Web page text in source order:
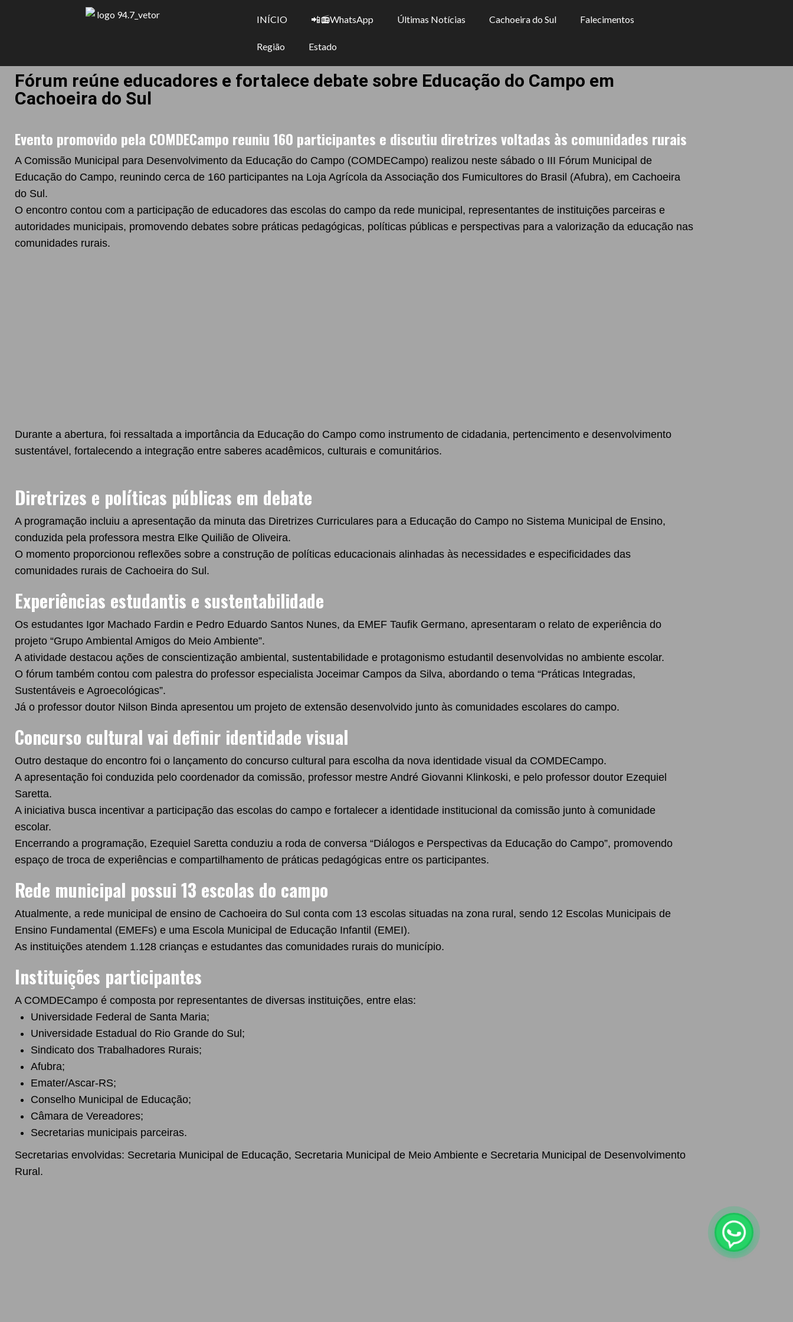
INÍCIO 📲📻WhatsApp Últimas Notícias Cachoeira do Sul Falecimentos
Região Estado
Fórum reúne educadores e fortalece debate sobre Educação do Campo em
Cachoeira do Sul
Evento promovido pela COMDECampo reuniu 160 participantes e discutiu diretrizes voltadas às comunidades rurais
A Comissão Municipal para Desenvolvimento da Educação do Campo (COMDECampo) realizou neste sábado o III Fórum Municipal de
Educação do Campo, reunindo cerca de 160 participantes na Loja Agrícola da Associação dos Fumicultores do Brasil (Afubra), em Cachoeira
do Sul.
O encontro contou com a participação de educadores das escolas do campo da rede municipal, representantes de instituições parceiras e
autoridades municipais, promovendo debates sobre práticas pedagógicas, políticas públicas e perspectivas para a valorização da educação nas
comunidades rurais.
Durante a abertura, foi ressaltada a importância da Educação do Campo como instrumento de cidadania, pertencimento e desenvolvimento
sustentável, fortalecendo a integração entre saberes acadêmicos, culturais e comunitários.
Diretrizes e políticas públicas em debate
A programação incluiu a apresentação da minuta das Diretrizes Curriculares para a Educação do Campo no Sistema Municipal de Ensino,
conduzida pela professora mestra Elke Quilião de Oliveira.
O momento proporcionou reflexões sobre a construção de políticas educacionais alinhadas às necessidades e especificidades das
comunidades rurais de Cachoeira do Sul.
Experiências estudantis e sustentabilidade
Os estudantes Igor Machado Fardin e Pedro Eduardo Santos Nunes, da EMEF Taufik Germano, apresentaram o relato de experiência do
projeto “Grupo Ambiental Amigos do Meio Ambiente”.
A atividade destacou ações de conscientização ambiental, sustentabilidade e protagonismo estudantil desenvolvidas no ambiente escolar.
O fórum também contou com palestra do professor especialista Joceimar Campos da Silva, abordando o tema “Práticas Integradas,
Sustentáveis e Agroecológicas”.
Já o professor doutor Nilson Binda apresentou um projeto de extensão desenvolvido junto às comunidades escolares do campo.
Concurso cultural vai definir identidade visual
Outro destaque do encontro foi o lançamento do concurso cultural para escolha da nova identidade visual da COMDECampo.
A apresentação foi conduzida pelo coordenador da comissão, professor mestre André Giovanni Klinkoski, e pelo professor doutor Ezequiel
Saretta.
A iniciativa busca incentivar a participação das escolas do campo e fortalecer a identidade institucional da comissão junto à comunidade
escolar.
Encerrando a programação, Ezequiel Saretta conduziu a roda de conversa “Diálogos e Perspectivas da Educação do Campo”, promovendo
espaço de troca de experiências e compartilhamento de práticas pedagógicas entre os participantes.
Rede municipal possui 13 escolas do campo
Atualmente, a rede municipal de ensino de Cachoeira do Sul conta com 13 escolas situadas na zona rural, sendo 12 Escolas Municipais de
Ensino Fundamental (EMEFs) e uma Escola Municipal de Educação Infantil (EMEI).
As instituições atendem 1.128 crianças e estudantes das comunidades rurais do município.
Instituições participantes
A COMDECampo é composta por representantes de diversas instituições, entre elas:
Universidade Federal de Santa Maria;
Universidade Estadual do Rio Grande do Sul;
Sindicato dos Trabalhadores Rurais;
Afubra;
Emater/Ascar-RS;
Conselho Municipal de Educação;
Câmara de Vereadores;
Secretarias municipais parceiras.
Secretarias envolvidas: Secretaria Municipal de Educação, Secretaria Municipal de Meio Ambiente e Secretaria Municipal de Desenvolvimento
Rural.